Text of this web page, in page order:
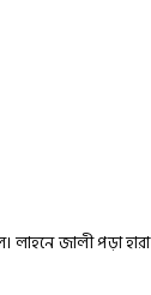
জালী পড়া